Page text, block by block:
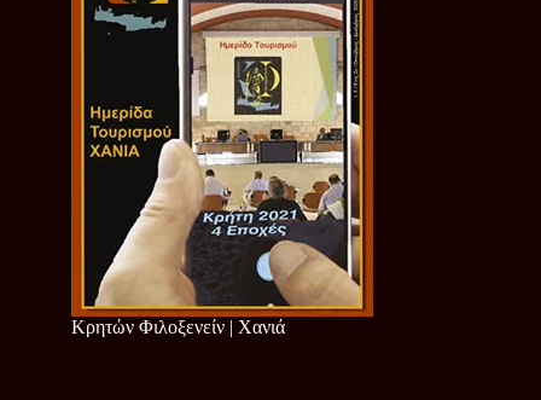
Κρητών Φιλοξενείν | Χανιά